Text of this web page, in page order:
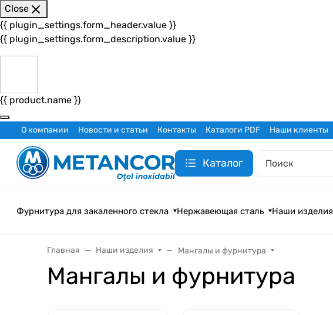
Close
{{ plugin_settings.form_header.value }}
{{ plugin_settings.form_description.value }}
{{ product.name }}
О компании Новости и статьи Контакты Каталоги PDF Наши клиенты
Каталог
Фурнитура для закаленного стекла Нержавеющая сталь Наши изделия
Главная Наши изделия Мангалы и фурнитура
Мангалы и фурнитура